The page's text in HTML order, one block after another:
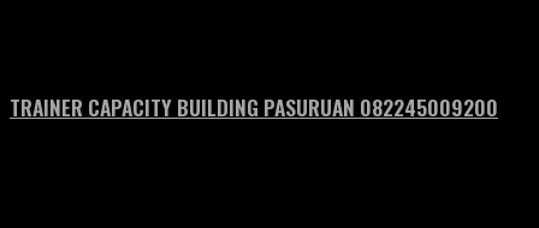
TRAINER CAPACITY BUILDING PASURUAN 082245009200